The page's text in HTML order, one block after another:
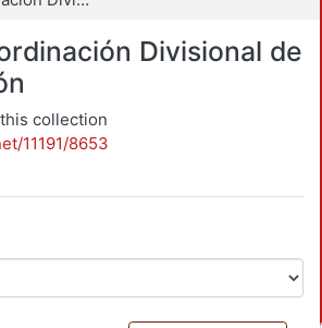
Divisional de
collection
11191/8653